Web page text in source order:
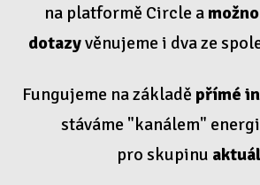
na platformě Circle a
dotazyvěnujeme i dva ze
Fungujeme na základě přímé
stáváme "kanálem"
pro skupinu